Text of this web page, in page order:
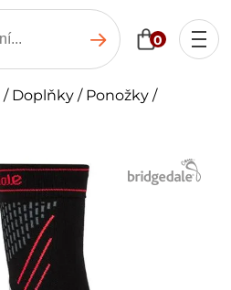
0
/ Doplňky / Ponožky /